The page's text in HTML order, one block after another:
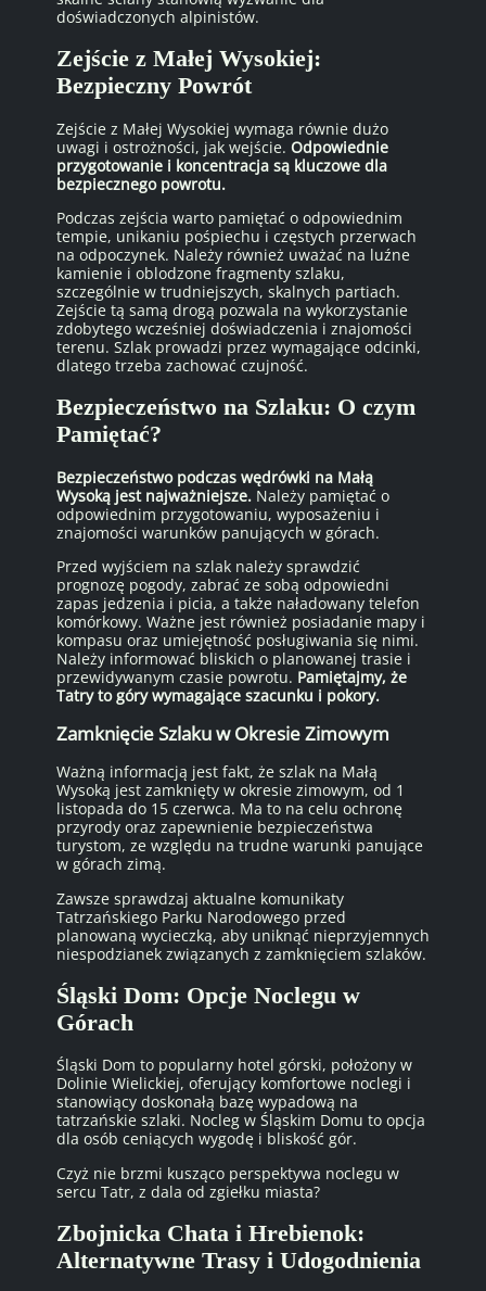
doświadczonych alpinistów.
Zejście z Małej Wysokiej:
Bezpieczny Powrót
Zejście z Małej Wysokiej wymaga równie dużo
uwagi i ostrożności, jak wejście. Odpowiednie
przygotowanie i koncentracja są kluczowe dla
bezpiecznego powrotu.
Podczas zejścia warto pamiętać o odpowiednim
tempie, unikaniu pośpiechu i częstych przerwach
na odpoczynek. Należy również uważać na luźne
kamienie i oblodzone fragmenty szlaku,
szczególnie w trudniejszych, skalnych partiach.
Zejście tą samą drogą pozwala na wykorzystanie
zdobytego wcześniej doświadczenia i znajomości
terenu. Szlak prowadzi przez wymagające odcinki,
dlatego trzeba zachować czujność.
Bezpieczeństwo na Szlaku: O czym
Pamiętać?
Bezpieczeństwo podczas wędrówki na Małą
Wysoką jest najważniejsze. Należy pamiętać o
odpowiednim przygotowaniu, wyposażeniu i
znajomości warunków panujących w górach.
Przed wyjściem na szlak należy sprawdzić
prognozę pogody, zabrać ze sobą odpowiedni
zapas jedzenia i picia, a także naładowany telefon
komórkowy. Ważne jest również posiadanie mapy i
kompasu oraz umiejętność posługiwania się nimi.
Należy informować bliskich o planowanej trasie i
przewidywanym czasie powrotu. Pamiętajmy, że
Tatry to góry wymagające szacunku i pokory.
Zamknięcie Szlaku w Okresie Zimowym
Ważną informacją jest fakt, że szlak na Małą
Wysoką jest zamknięty w okresie zimowym, od 1
listopada do 15 czerwca. Ma to na celu ochronę
przyrody oraz zapewnienie bezpieczeństwa
turystom, ze względu na trudne warunki panujące
w górach zimą.
Zawsze sprawdzaj aktualne komunikaty
Tatrzańskiego Parku Narodowego przed
planowaną wycieczką, aby uniknąć nieprzyjemnych
niespodzianek związanych z zamknięciem szlaków.
Śląski Dom: Opcje Noclegu w
Górach
Śląski Dom to popularny hotel górski, położony w
Dolinie Wielickiej, oferujący komfortowe noclegi i
stanowiący doskonałą bazę wypadową na
tatrzańskie szlaki. Nocleg w Śląskim Domu to opcja
dla osób ceniących wygodę i bliskość gór.
Czyż nie brzmi kusząco perspektywa noclegu w
sercu Tatr, z dala od zgiełku miasta?
Zbojnicka Chata i Hrebienok:
Alternatywne Trasy i Udogodnienia